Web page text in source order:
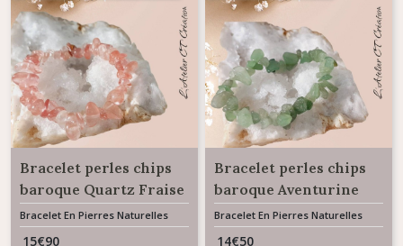
Bracelet perles chips
baroque Quartz Fraise
Bracelet En Pierres Naturelles
15€90
Bracelet perles chips
baroque Aventurine
Bracelet En Pierres Naturelles
14€50